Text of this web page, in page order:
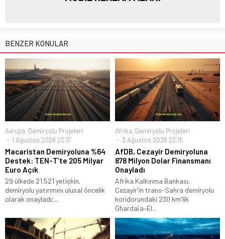
BENZER KONULAR
Avrupa, Demiryolu Projeleri
1 Ağustos 2026 22:17
Macaristan Demiryoluna %64
Destek: TEN-T’te 205 Milyar
Euro Açık
29 ülkede 21.521 yetişkin,
demiryolu yatırımını ulusal öncelik
olarak onayladı;...
Afrika, Demiryolu Projeleri
3 Ağustos 2026 22:15
AfDB, Cezayir Demiryoluna
878 Milyon Dolar Finansmanı
Onayladı
Afrika Kalkınma Bankası,
Cezayir'in trans-Sahra demiryolu
koridorundaki 230 km'lik
Ghardaïa–El...